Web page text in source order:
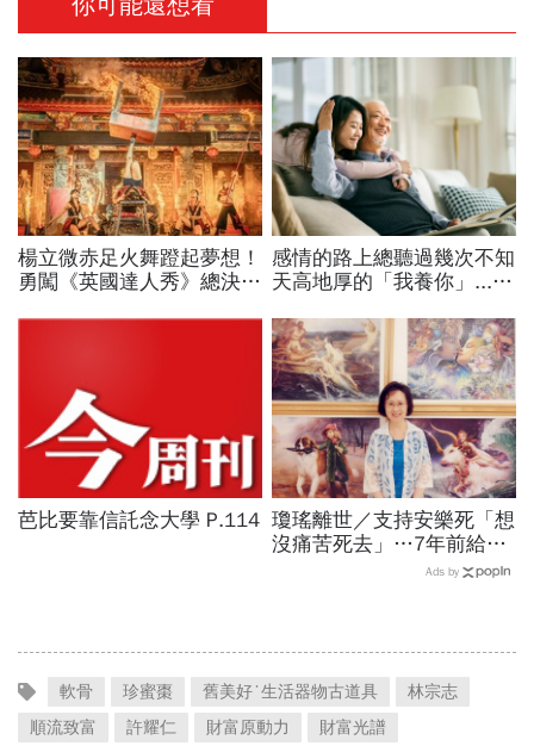
楊立微赤足火舞蹬起夢想！
勇闖《英國達人秀》總決
感情的路上總聽過幾次不知
天高地厚的「我養你」....
爸說的那句最真
芭比要靠信託念大學 P.114 瓊瑤離世／支持安樂死「想
沒痛苦死去」…7年前給孩
子交代身後事的一封信：這
Ads by
軟骨 珍蜜棗 舊美好˙生活器物古道具
林宗志
順流致富
許耀仁 財富原動力 財富光譜